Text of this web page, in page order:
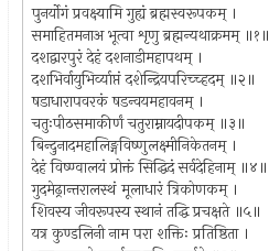
पुनर्योगं प्रवक्ष्यामि गुह्यं ब्रह्मस्वरूपकम् ।
समाहितमनाअ भूत्वा शृणु ब्रह्मन्यथाक्रमम् ॥१॥
दशद्वारपुरं देहं दशनाडीमहापथम् ।
दशभिर्वायुभिर्व्याप्तं दशेन्द्रियपरिच्च्हदम् ॥२॥
षडाधारापवरकं षडन्वयमहावनम् ।
चतुःपीठसमाकीर्णं चतुराम्नायदीपकम् ॥३॥
बिन्दुनादमहालिङ्गविष्णुलक्ष्मीनिकेतनम् ।
देहं विष्ण्वालयं प्रोक्तं सिद्धिदं सर्वदेहिनाम् ॥४॥
गुदमेढ्रान्तरालस्थं मूलाधारं त्रिकोणकम् ।
शिवस्य जीवरूपस्य स्थानं तद्धि प्रचक्षते ॥५॥
यत्र कुण्डलिनी नाम परा शक्तिः प्रतिष्ठिता ।